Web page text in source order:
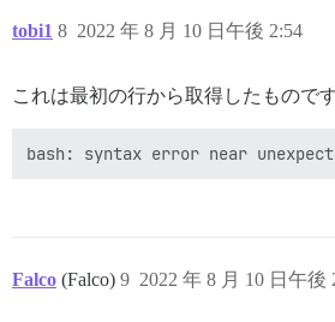
tobi1 2022 年 8 月 10 日午後 2:54
8
これは最初の行から取得したもので
Falco (Falco) 2022 年 8 月 10 日午後
9